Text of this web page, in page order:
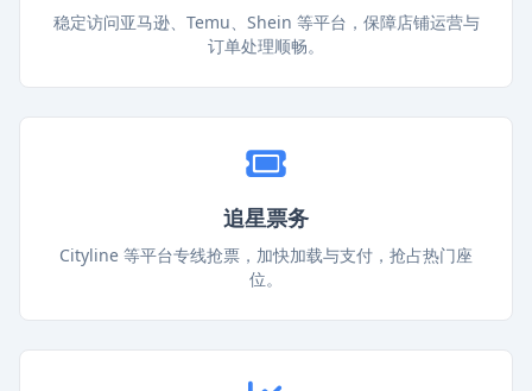
稳定访问亚马逊、Temu、Shein 等平台，保障店铺运营与
订单处理顺畅。
追星票务
Cityline 等平台专线抢票，加快加载与支付，抢占热门座
位。